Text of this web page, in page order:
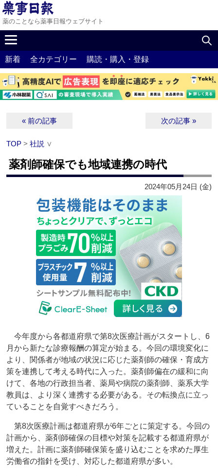
薬のことなら薬事日報ウェブサイト
新着 全カテゴリー 購読・購入・登録
« 前の記事 次の記事 »
TOP >社説 ∨
薬剤師確保でも地域連携の時代
2024年05月24日 (金)
今年度から各都道府県で第8次医療計画がスタートし、6
月から新たな診療報酬の算定が始まる。今回の環境変化に
より、関係者が地域の状況に応じた薬剤師の確保・育成方
策を連携して考える時代に入った。薬剤師偏在の緩和に向
けて、各地の行政担当者、薬局や病院の薬剤師、薬系大学
教員は、より深く連携する必要がある。その転換点に立っ
ていることを自覚すべきだろう。
第8次医療計画は都道府県が6年ごとに策定する。今回の
計画から、薬剤師確保の目標や対策を記載する都道府県が
増えた。計画に薬剤師確保策を盛り込むことを求めた厚生
労働省の指針を受け、対応した都道府県が多い。